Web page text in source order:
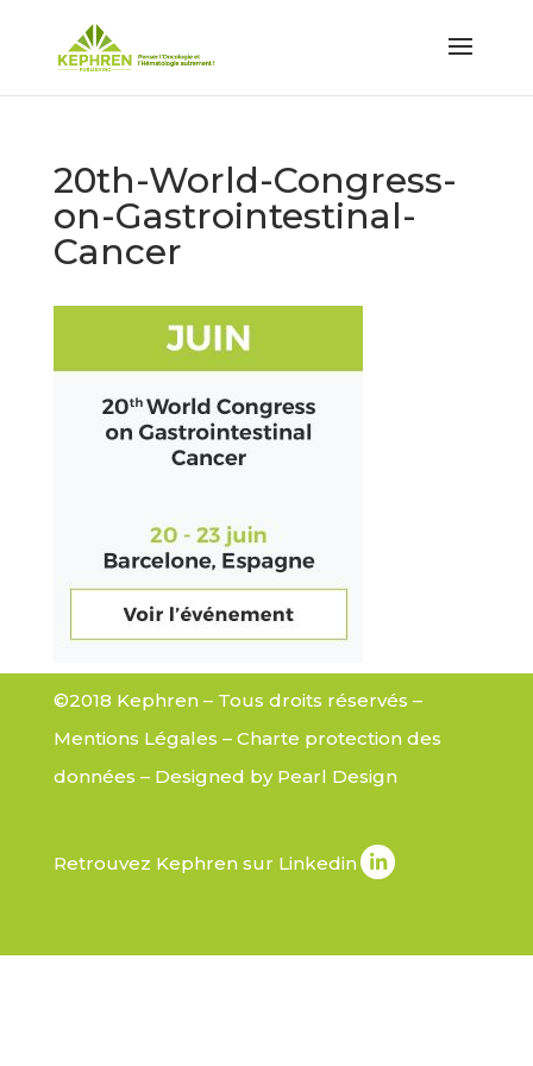
20th-World-Congress-
on-Gastrointestinal-
Cancer
©2018 Kephren – Tous droits réservés –
Mentions Légales – Charte protection des
données – Designed by Pearl Design
Retrouvez Kephren sur Linkedin